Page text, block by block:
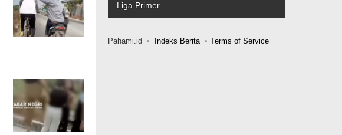
Liga Primer
Pahami.id Indeks Berita Terms of Service